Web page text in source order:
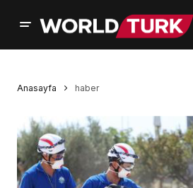
Anasayfa haber